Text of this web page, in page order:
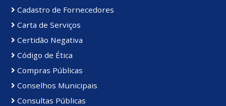
Cadastro de Fornecedores
Carta de Serviços
Certidão Negativa
Código de Ética
Compras Públicas
Conselhos Municipais
Consultas Públicas